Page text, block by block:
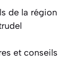
de la région
et conseils